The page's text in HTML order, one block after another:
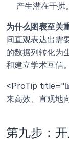
产生潜在干扰。
为什么图表至关
间直观表达出需
的数据列转化为
和建立学术互信。
<ProTip
来高效、直观地
第九步：